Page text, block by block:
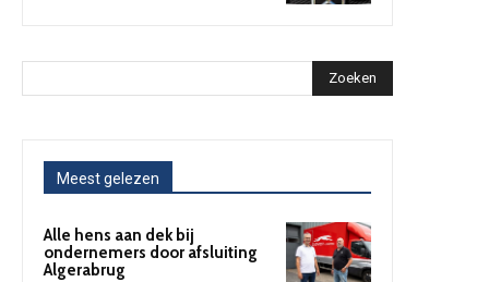
Zoeken
Meest gelezen
Alle hens aan dek bij
ondernemers door afsluiting
Algerabrug